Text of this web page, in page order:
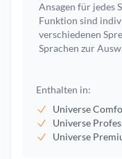
Ansagen für jedes
Funktion sind
verschiedenen
Sprachen zur
Enthalten in:
Universe
Universe
Universe